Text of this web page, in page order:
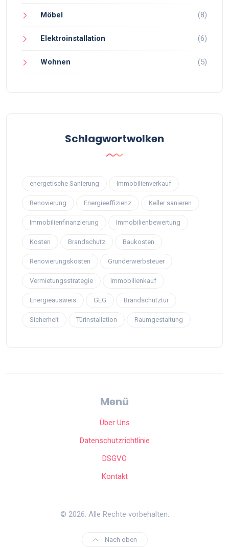
Möbel (8)
Elektroinstallation (6)
Wohnen (5)
Schlagwortwolken
energetische Sanierung Immobilienverkauf
Renovierung Energieeffizienz Keller sanieren
Immobilienfinanzierung Immobilienbewertung
Kosten Brandschutz Baukosten
Renovierungskosten Grunderwerbsteuer
Vermietungsstrategie Immobilienkauf
Energieausweis GEG Brandschutztür
Sicherheit Türinstallation Raumgestaltung
Menü
Über Uns
Datenschutzrichtlinie
DSGVO
Kontakt
© 2026. Alle Rechte vorbehalten.
Nach oben